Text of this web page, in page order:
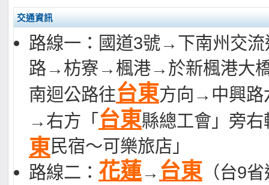
交通資訊
路線一：國道3號→下南州交
路→枋寮→楓港→於新楓港大
南迴公路往台東方向→中興路
→右方「 台東縣總工會」旁
東民宿～可樂旅店」
路線二： 花蓮→ 台東 （台9